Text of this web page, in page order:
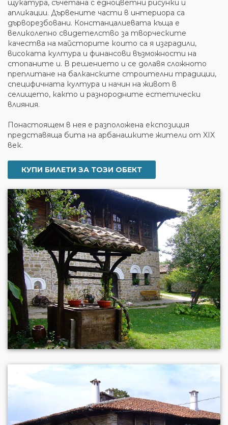
щукатура, съчетана с едноцветни рисунки и
апликации. Дървените части в интериора са
дърворезбовани. Констанцалиевата къща е
великолепно свидетелство за творческите
качества на майсторите които са я изградили,
високата култура и финансови възможности на
стопаните и. В решението и се долавя сложното
преплитане на балканските строителни традиции,
специфичната култура и начин на живот в
селището, както и разнородните естетически
влияния.
Понастоящем в нея е разположена експозиция
представяща бита на арбанашките жители от XIX
век.
КУПИ БИЛЕТИ ЗА ТОЗИ ОБЕКТ